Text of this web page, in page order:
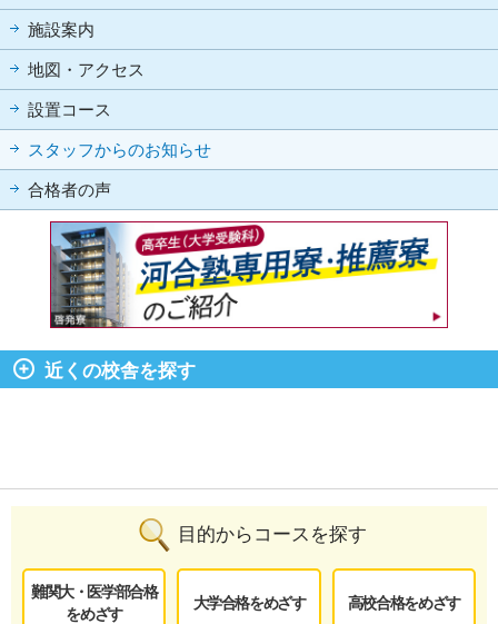
施設案内
地図・アクセス
設置コース
スタッフからのお知らせ
合格者の声
近くの校舎を探す
目的からコースを探す
難関大・医学部合格
をめざす
大学合格をめざす 高校合格をめざす